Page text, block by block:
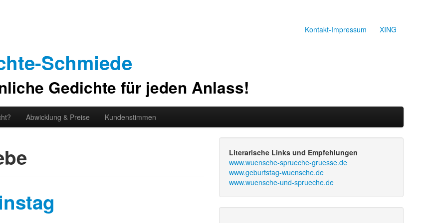
Kontakt-Impressum XING
Schmiede
Gedichte für jeden Anlass!
Abwicklung & Preise Kundenstimmen
Literarische Links und Empfehlungen
www.wuensche-sprueche-gruesse.de
www.geburtstag-wuensche.de
www.wuensche-und-sprueche.de